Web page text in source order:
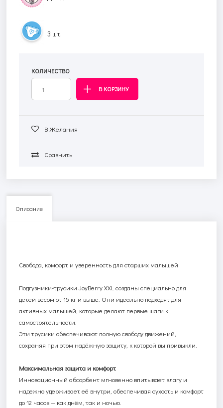
3 шт.
КОЛИЧЕСТВО
В Желания
Сравнить
Описание
Свобода, комфорт и уверенность для старших малышей
Подгузники-трусикиJoyBerryXXL созданы специально для
детей весом от 15 кг и выше. Они идеально подходят для
активных малышей, которые делают первые шаги к
самостоятельности.
Эти трусики обеспечивают полную свободу движений,
сохраняя при этом надёжную защиту, к которой вы привыкли.
Максимальная защита и комфорт
Инновационный абсорбент мгновенно впитывает влагу и
надежно удерживает её внутри, обеспечивая сухость и комфорт
до 12 часов — как днём, так и ночью.